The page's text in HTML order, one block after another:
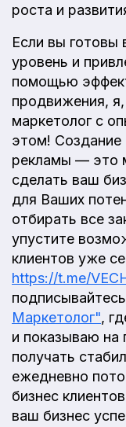
роста и
Если вы готовы
уровень и
помощью
продвижения,
маркетолог с
этом! Создание
рекламы — это
сделать ваш
для Ваших
отбирать все
упустите
клиентов уже
https://t.me/
Маркетолог",
и показываю на
получать
ежедневно
бизнес
ваш бизнес